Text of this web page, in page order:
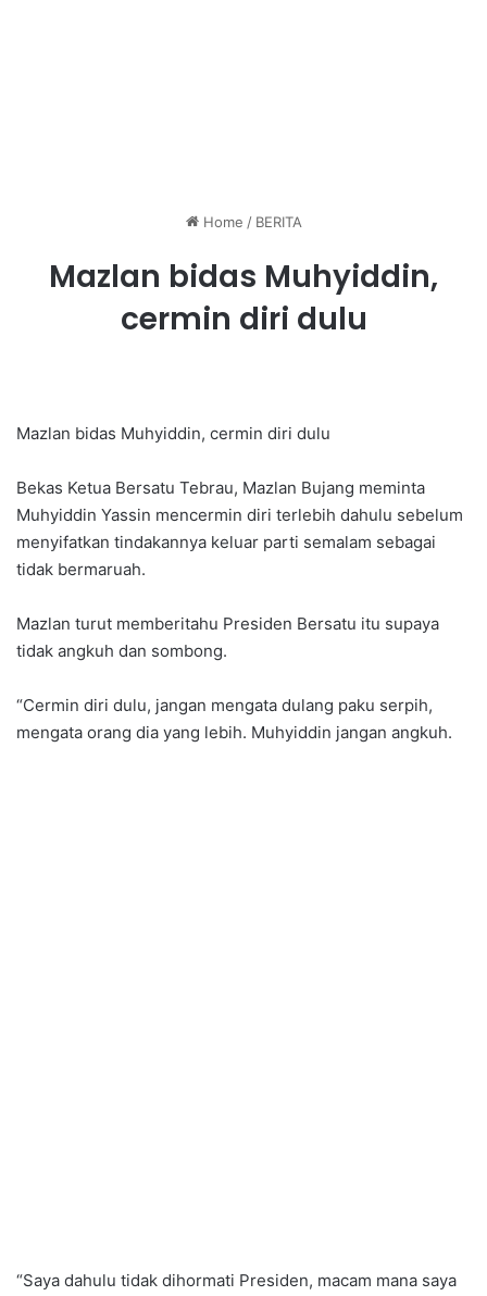
Home / BERITA
Mazlan bidas Muhyiddin,
cermin diri dulu
Mazlan bidas Muhyiddin, cermin diri dulu
Bekas Ketua Bersatu Tebrau, Mazlan Bujang meminta
Muhyiddin Yassin mencermin diri terlebih dahulu sebelum
menyifatkan tindakannya keluar parti semalam sebagai
tidak bermaruah.
Mazlan turut memberitahu Presiden Bersatu itu supaya
tidak angkuh dan sombong.
“Cermin diri dulu, jangan mengata dulang paku serpih,
mengata orang dia yang lebih. Muhyiddin jangan angkuh.
“Saya dahulu tidak dihormati Presiden, macam mana saya